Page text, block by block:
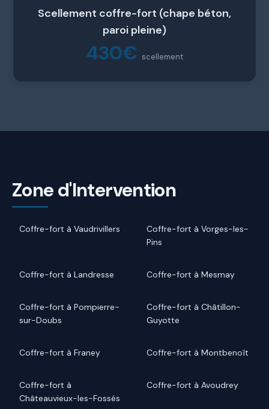
Scellement coffre-fort (chape béton,
paroi pleine)
430€ scellement
Zone d'Intervention
Coffre-fort à Vaudrivillers
Coffre-fort à Vorges-les-
Pins
Coffre-fort à Landresse Coffre-fort à Mesmay
Coffre-fort à Pompierre-
sur-Doubs
Coffre-fort à Châtillon-
Guyotte
Coffre-fort à Franey Coffre-fort à Montbenoît
Coffre-fort à
Châteauvieux-les-Fossés
Coffre-fort à Avoudrey